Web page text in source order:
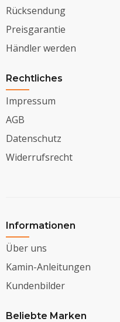
Rücksendung
Preisgarantie
Händler werden
Rechtliches
Impressum
AGB
Datenschutz
Widerrufsrecht
Informationen
Über uns
Kamin-Anleitungen
Kundenbilder
Beliebte Marken